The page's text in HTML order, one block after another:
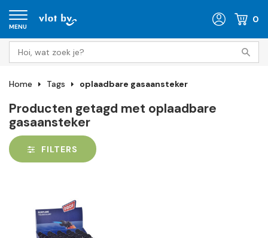
MENU
0
Home Tags oplaadbare gasaansteker
Producten getagd met oplaadbare
gasaansteker
FILTERS